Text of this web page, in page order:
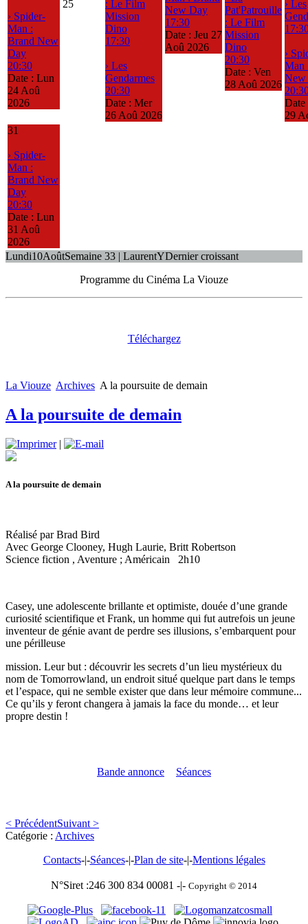
› Spider-
Man :
Brand New
Day
20:30
Date : Lun
24 Aoû
2026
25
: Le Film
Mission
Dino
17:30
› Les
Gendarmes
20:30
Date : Mer
26 Aoû 2026
New Day
17:30
Date : Jeu 27
Aoû 2026
Pat'Patrouille
: Le Film
Mission
Dino
20:30
Date : Ven
28 Aoû 2026
› Les
›
Man
New
29
31
› Spider-
Man :
Brand New
Day
20:30
Date : Lun
31 Aoû
2026
Lundi10AoûtSemaine 33 | LaurentYDernier croissant
Programme du Cinéma La Viouze
Téléchargez
La Viouze Archives A la poursuite de demain
A la poursuite de demain
|
A la poursuite de demain
Réalisé par Brad Bird
Avec George Clooney, Hugh Laurie, Britt Robertson
Science fiction , Aventure ; Américain 2h10
Casey, une adolescente brillante et optimiste, douée d’une grande
curiosité scientifique et Frank, un homme qui fut autrefois un jeune
inventeur de génie avant de perdre ses illusions, s’embarquent pour
une périlleuse
mission. Leur but : découvrir les secrets d’un lieu mystérieux du
nom de Tomorrowland, un endroit situé quelque part dans le temps
et l’espace, qui ne semble exister que dans leur mémoire commune...
Ce qu’ils y feront changera à jamais la face du monde… et leur
propre destin !
Bande annonce Séances
< PrécédentSuivant >
Catégorie : Archives
Contacts-|-Séances-|-Plan de site-|-Mentions légales
N°Siret :246 300 834 00081 -|- Copyright © 2014